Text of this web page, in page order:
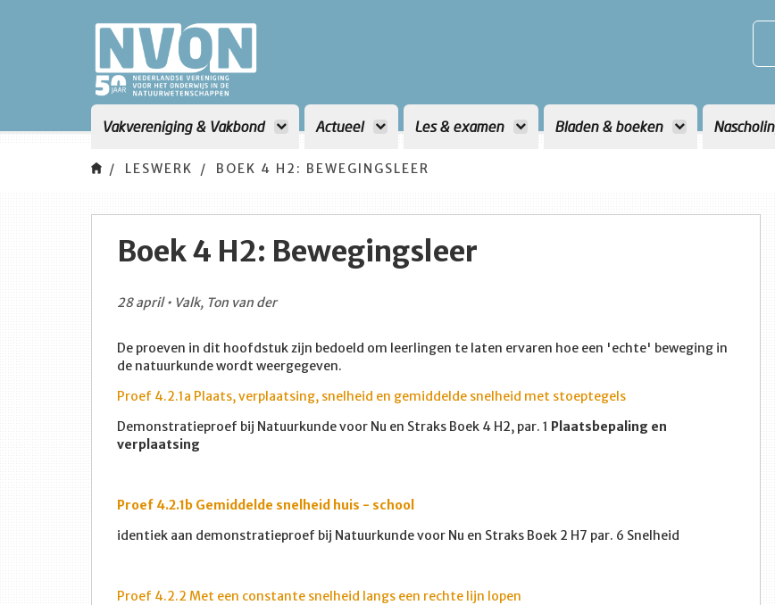
Vakvereniging & Vakbond Actueel Les & examen Bladen & boeken
LESWERK BOEK 4 H2: BEWEGINGSLEER
Boek 4 H2: Bewegingsleer
28 april • Valk, Ton van der
De proeven in dit hoofdstuk zijn bedoeld om leerlingen te laten ervaren hoe een 'echte' beweging in
de natuurkunde wordt weergegeven.
Proef 4.2.1a Plaats, verplaatsing, snelheid en gemiddelde snelheid met stoeptegels
Demonstratieproef bij Natuurkunde voor Nu en Straks Boek 4 H2, par. 1 Plaatsbepaling en
verplaatsing
Proef 4.2.1b Gemiddelde snelheid huis - school
identiek aan demonstratieproef bij Natuurkunde voor Nu en Straks Boek 2 H7 par. 6 Snelheid
Proef 4.2.2 Met een constante snelheid langs een rechte lijn lopen